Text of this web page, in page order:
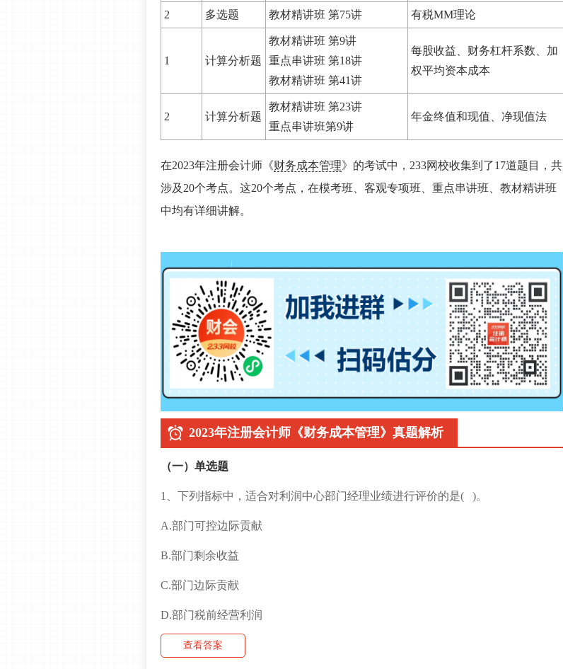
2 多选题 教材精讲班 第75讲 有税MM理论
1 计算分析题
教材精讲班 第9讲
重点串讲班 第18讲
教材精讲班 第41讲
每股收益、财务杠杆系数、加
权平均资本成本
2 计算分析题
教材精讲班 第23讲
重点串讲班第9讲
年金终值和现值、净现值法
在2023年注册会计师《财务成本管理》的考试中，233网校收集到了17道题目，共
涉及20个考点。这20个考点，在模考班、客观专项班、重点串讲班、教材精讲班
中均有详细讲解。
2023年注册会计师《财务成本管理》真题解析
（一）单选题
1、下列指标中，适合对利润中心部门经理业绩进行评价的是( )。
A.部门可控边际贡献
B.部门剩余收益
C.部门边际贡献
D.部门税前经营利润
查看答案